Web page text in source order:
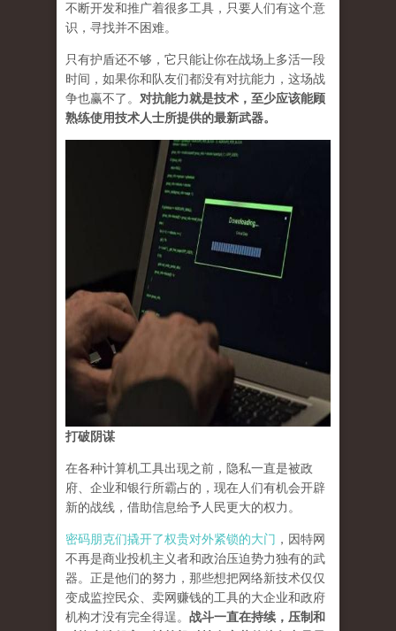
不断开发和推广着很多工具，只要人们有这个意
识，寻找并不困难。
只有护盾还不够，它只能让你在战场上多活一段
时间，如果你和队友们都没有对抗能力，这场战
争也赢不了。 对抗能力就是技术，至少应该能顾
熟练使用技术人士所提供的最新武器。
打破阴谋
在各种计算机工具出现之前，隐私一直是被政
府、企业和银行所霸占的，现在人们有机会开辟
新的战线，借助信息给予人民更大的权力。
密码朋克们撬开了权贵对外紧锁的大门 ，因特网
不再是商业投机主义者和政治压迫势力独有的武
器。正是他们的努力，那些想把网络新技术仅仅
变成监控民众、卖网赚钱的工具的大企业和政府
机构才没有完全得逞。 战斗一直在持续，压制和